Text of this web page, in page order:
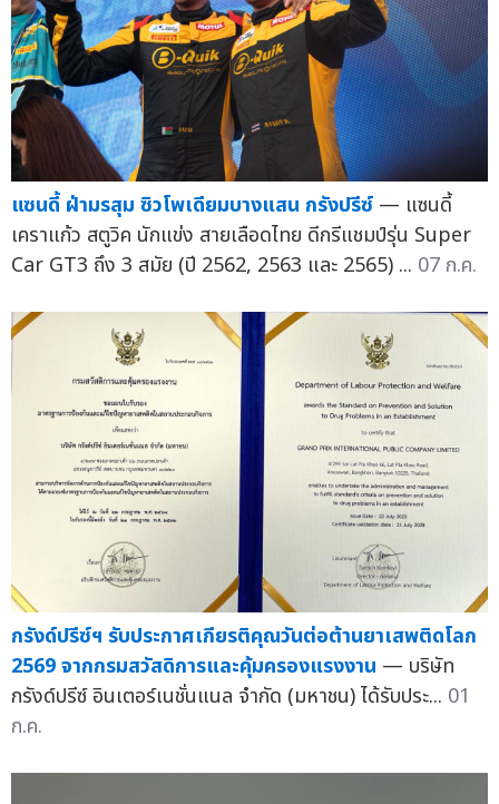
แซนดี้ ฝ่ามรสุม ซิวโพเดียมบางแสน กรังปรีซ์ — แซนดี้
เคราแก้ว สตูวิค นักแข่ง สายเลือดไทย ดีกรีแชมป์รุ่น Super
Car GT3 ถึง 3 สมัย (ปี 2562, 2563 และ 2565) ... 07 ก.ค.
กรังด์ปรีซ์ฯ รับประกาศเกียรติคุณวันต่อต้านยาเสพติดโลก
2569 จากกรมสวัสดิการและคุ้มครองแรงงาน — บริษัท
กรังด์ปรีซ์ อินเตอร์เนชั่นแนล จำกัด (มหาชน) ได้รับประ... 01
ก.ค.